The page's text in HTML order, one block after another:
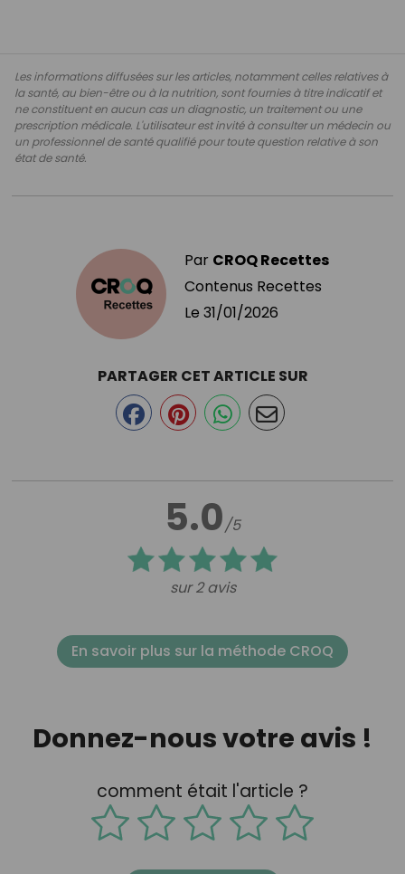
Les informations diffusées sur les articles, notamment celles relatives à
la santé, au bien-être ou à la nutrition, sont fournies à titre indicatif et
ne constituent en aucun cas un diagnostic, un traitement ou une
prescription médicale. L'utilisateur est invité à consulter un médecin ou
un professionnel de santé qualifié pour toute question relative à son
état de santé.
Par CROQ Recettes
Contenus Recettes
Le 31/01/2026
5.0/5
sur 2 avis
PARTAGER CET ARTICLE SUR
En savoir plus sur la méthode CROQ
Donnez-nous votre avis !
comment était l'article ?